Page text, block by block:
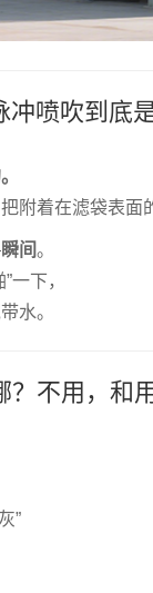
喷吹到底
附着在滤袋表面
瞬间 。
一下，
水。
？不用，和
”